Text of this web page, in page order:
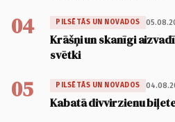
04 PILSĒTĀS UN NOVADOS
Krāšņi un skanīgi
svētki
05 PILSĒTĀS UN NOVADOS
Kabatā divvirzienu